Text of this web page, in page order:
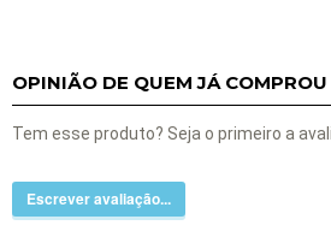
OPINIÃO DE QUEM JÁ COMPROU
Tem esse produto? Seja o primeiro a
Escrever avaliação...